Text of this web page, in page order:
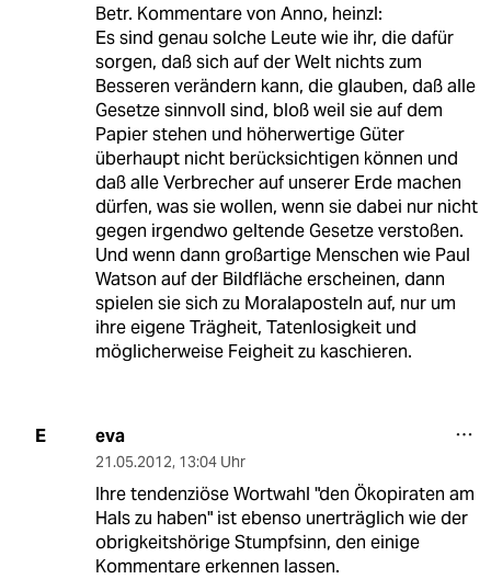
Betr. Kommentare von Anno, heinzl:
Es sind genau solche Leute wie ihr, die dafür
sorgen, daß sich auf der Welt nichts zum
Besseren verändern kann, die glauben, daß alle
Gesetze sinnvoll sind, bloß weil sie auf dem
Papier stehen und höherwertige Güter
überhaupt nicht berücksichtigen können und
daß alle Verbrecher auf unserer Erde machen
dürfen, was sie wollen, wenn sie dabei nur nicht
gegen irgendwo geltende Gesetze verstoßen.
Und wenn dann großartige Menschen wie Paul
Watson auf der Bildfläche erscheinen, dann
spielen sie sich zu Moralaposteln auf, nur um
ihre eigene Trägheit, Tatenlosigkeit und
möglicherweise Feigheit zu kaschieren.
E eva
21.05.2012, 13:04 Uhr
Ihre tendenziöse Wortwahl "den Ökopiraten am
Hals zu haben" ist ebenso unerträglich wie der
obrigkeitshörige Stumpfsinn, den einige
Kommentare erkennen lassen.